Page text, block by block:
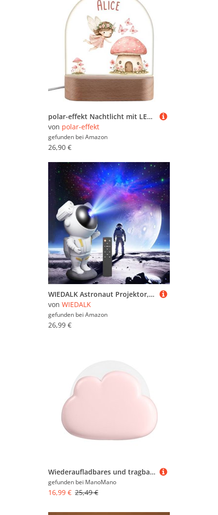
polar-effekt Nachtlicht mit LED-Beleuchtung für Mädchen mit Namen personalisiert - Personalisiertes Geburtstagsgeschenk - Langlebiges Acrylglas & Buchenholz
von polar-effekt
gefunden bei Amazon
26,90 €
WIEDALK Astronaut Projektor,LED Sternenhimmel Projektor,Galaxy Night Light,Spaceman Nachtlicht,Planetarium Projektor Mit Timer & Fernbedienung, Geschenk für Kinder und Erwachsene
von WIEDALK
gefunden bei Amazon
26,99 €
Wiederaufladbares und tragbares LED-Nachtlicht für Kinder, kleine Babylampe, ideal zum Stillen, einstellbare Helligkeit, USB-Nachtlicht, perfekt für
gefunden bei ManoMano
16,99 € 25,49 €